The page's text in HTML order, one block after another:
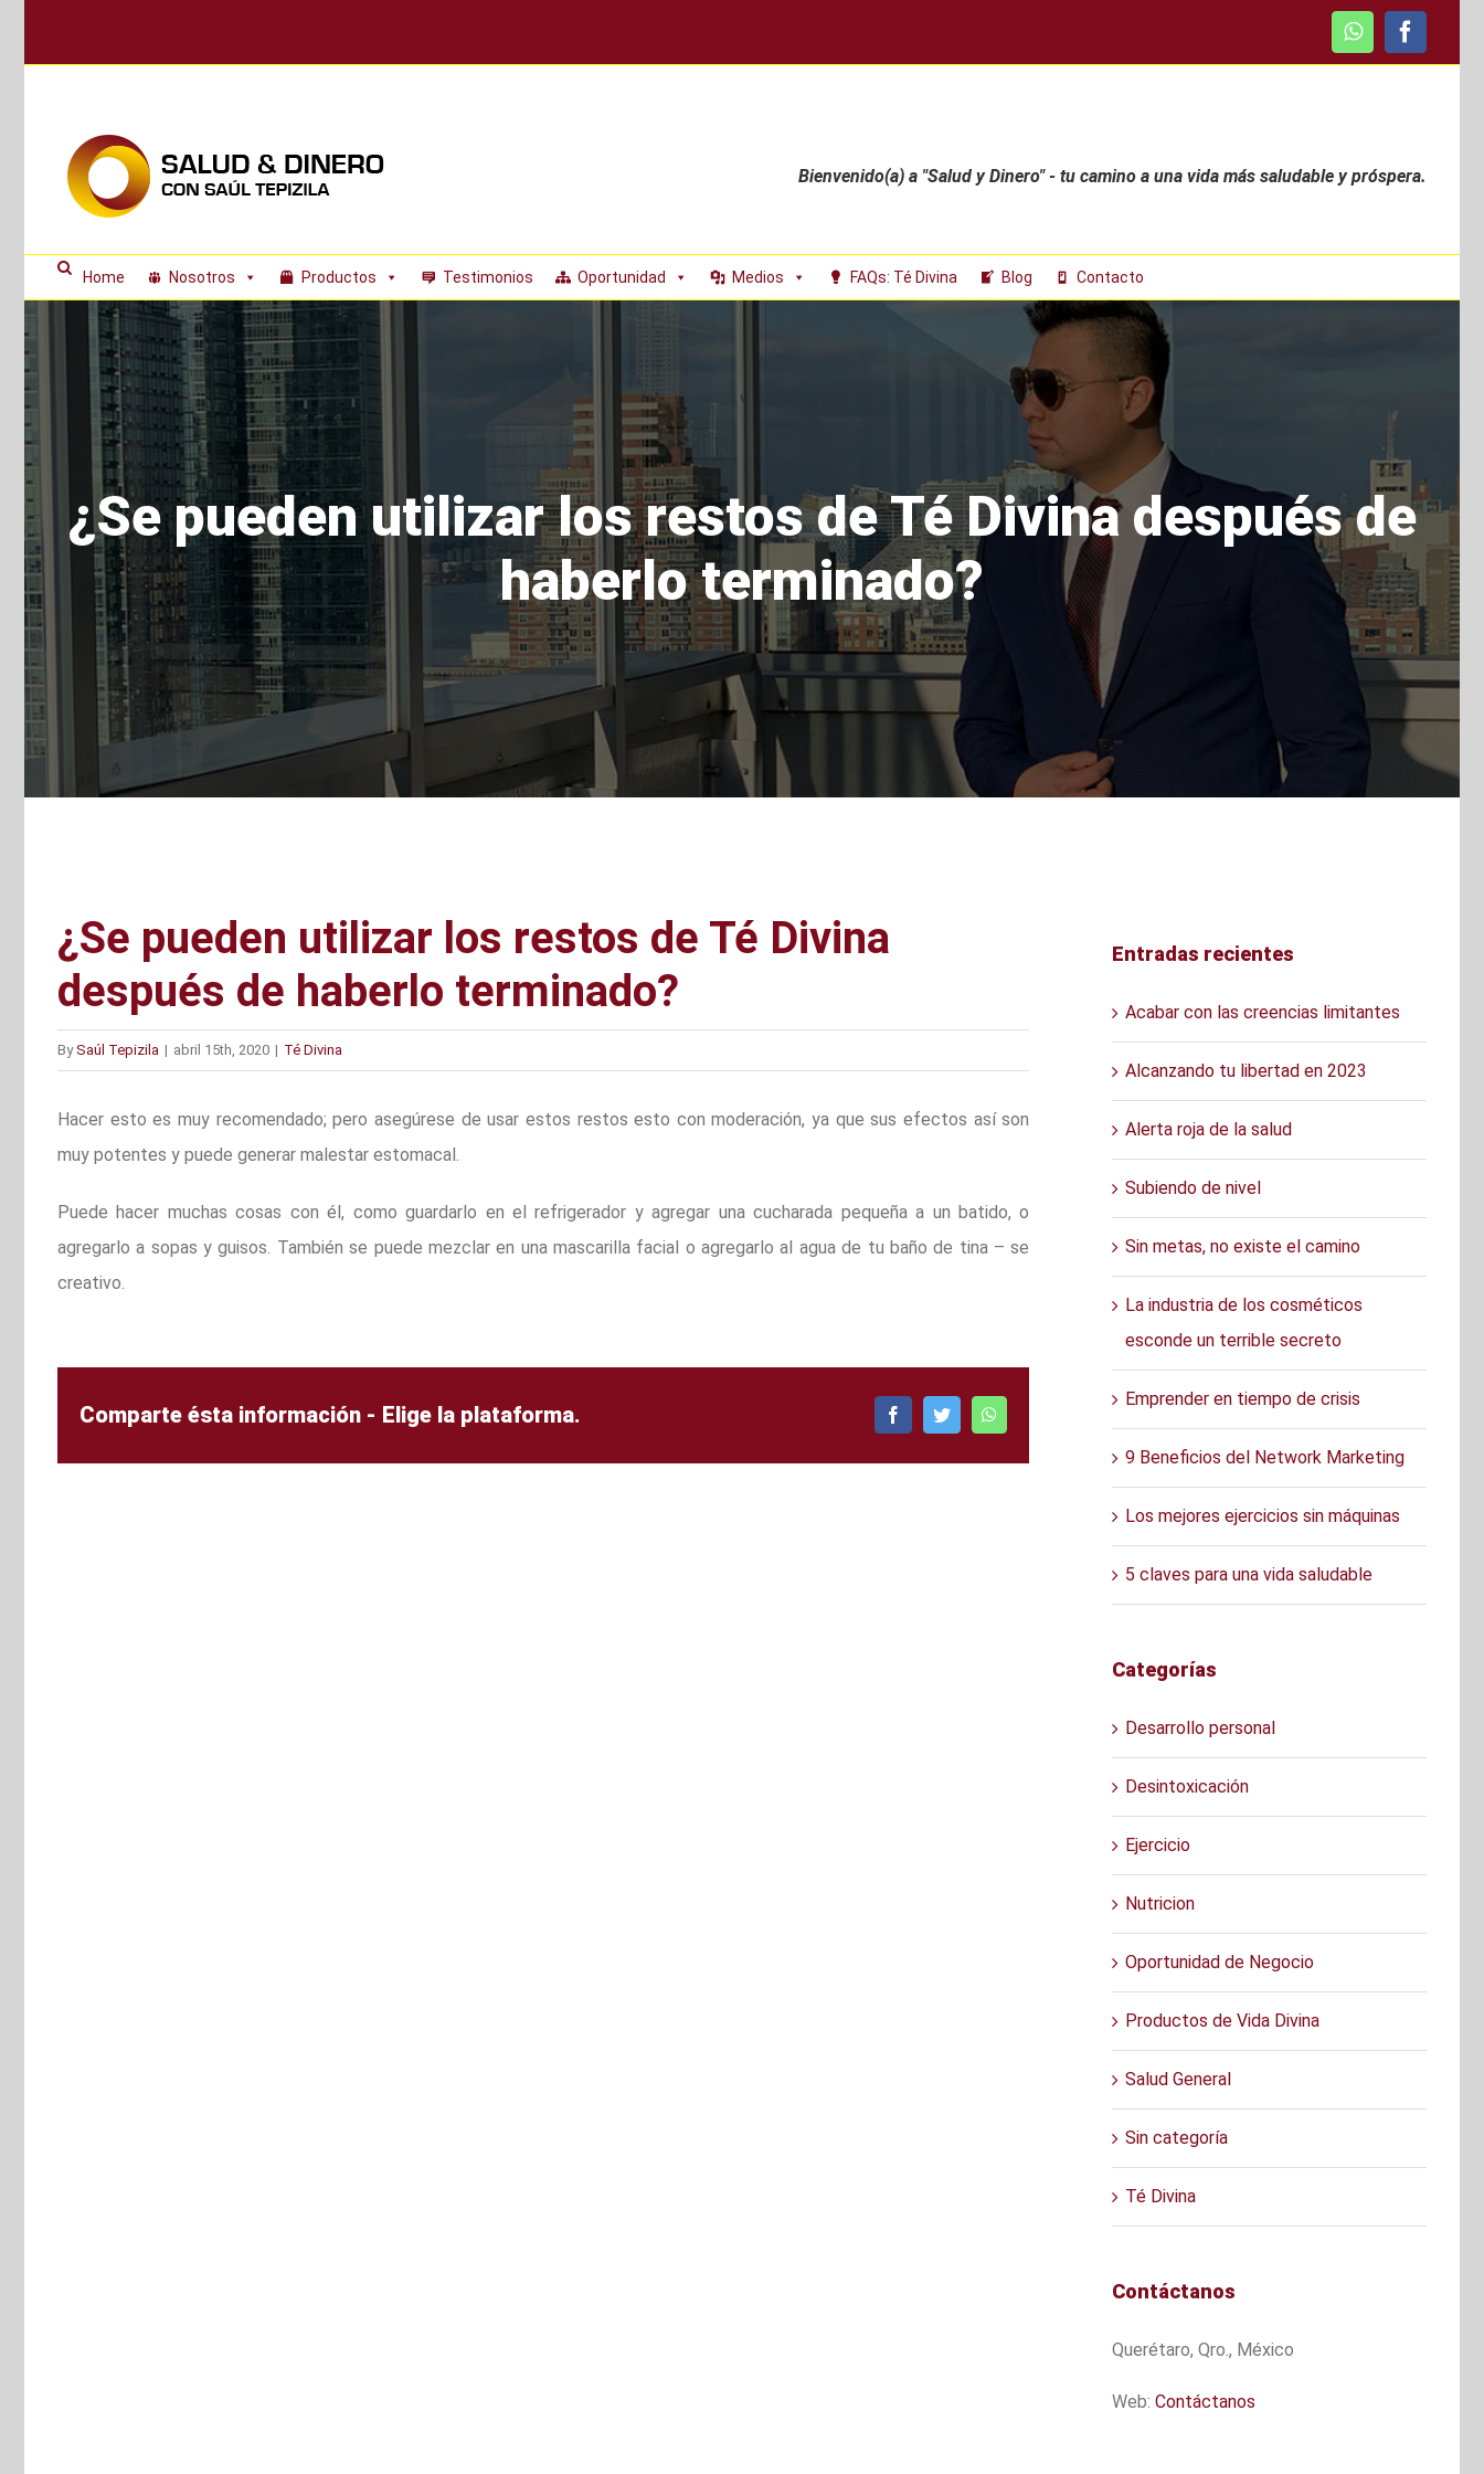
WhatsApp
Bienvenido(a) a "Salud y Dinero" - tu camino a una vida más saludable y próspera.
Home Nosotros Productos Testimonios Oportunidad Medios FAQs: Té Divina Blog Contacto
¿Se pueden utilizar los restos de Té Divina después de
haberlo terminado?
¿Se pueden utilizar los restos de Té Divina
después de haberlo terminado?
BySaúl Tepizila | abril 15th, 2020 | Té Divina
Hacer esto es muy recomendado; pero asegúrese de usar estos restos esto con moderación, ya que sus efectos así son
muy potentes y puede generar malestar estomacal.
Puede hacer muchas cosas con él, como guardarlo en el refrigerador y agregar una cucharada pequeña a un batido, o
agregarlo a sopas y guisos. También se puede mezclar en una mascarilla facial o agregarlo al agua de tu baño de tina – se
creativo.
Comparte ésta información - Elige la plataforma. FacebookTwitterWhatsApp
Entradas recientes
Acabar con las creencias limitantes
Alcanzando tu libertad en 2023
Alerta roja de la salud
Subiendo de nivel
Sin metas, no existe el camino
La industria de los cosméticos
esconde un terrible secreto
Emprender en tiempo de crisis
9 Beneficios del Network Marketing
Los mejores ejercicios sin máquinas
5 claves para una vida saludable
Categorías
Desarrollo personal
Desintoxicación
Ejercicio
Nutricion
Oportunidad de Negocio
Productos de Vida Divina
Salud General
Sin categoría
Té Divina
Contáctanos
Querétaro, Qro., México
Web: Contáctanos